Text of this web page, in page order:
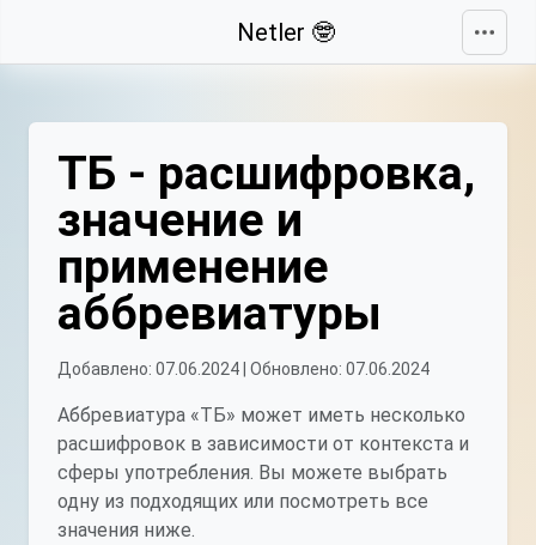
Netler 🤓
ТБ - расшифровка,
значение и
применение
аббревиатуры
Добавлено: 07.06.2024 | Обновлено: 07.06.2024
Аббревиатура «ТБ» может иметь несколько
расшифровок в зависимости от контекста и
сферы употребления. Вы можете выбрать
одну из подходящих или посмотреть все
значения ниже.